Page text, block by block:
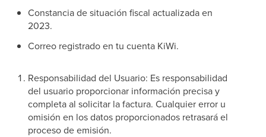
Constancia de situación fiscal actualizada en
2023.
Correo registrado en tu cuenta KiWi.
Responsabilidad del Usuario: Es responsabilidad
del usuario proporcionar información precisa y
completa al solicitar la factura. Cualquier error u
omisión en los datos proporcionados retrasará el
proceso de emisión.